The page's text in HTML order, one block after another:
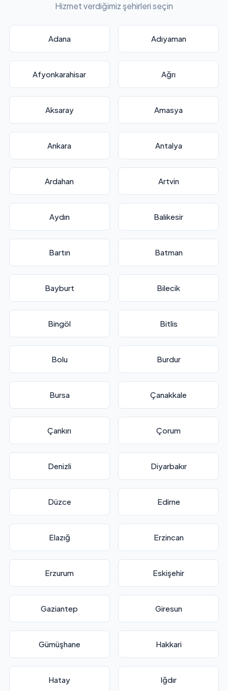
Hizmet verdiğimiz şehirleri seçin
Adana Adıyaman
Afyonkarahisar Ağrı
Aksaray Amasya
Ankara Antalya
Ardahan Artvin
Aydın Balıkesir
Bartın Batman
Bayburt Bilecik
Bingöl Bitlis
Bolu Burdur
Bursa Çanakkale
Çankırı Çorum
Denizli Diyarbakır
Düzce Edirne
Elazığ Erzincan
Erzurum Eskişehir
Gaziantep Giresun
Gümüşhane Hakkari
Hatay Iğdır